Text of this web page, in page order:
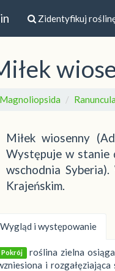
Zidentyfikuj
Magnoliopsida
Miłek wiosenny
Występuje w stanie
wschodnia
Krajeńskim.
Wygląd i występowanie
Pokrój roślina zielna
i